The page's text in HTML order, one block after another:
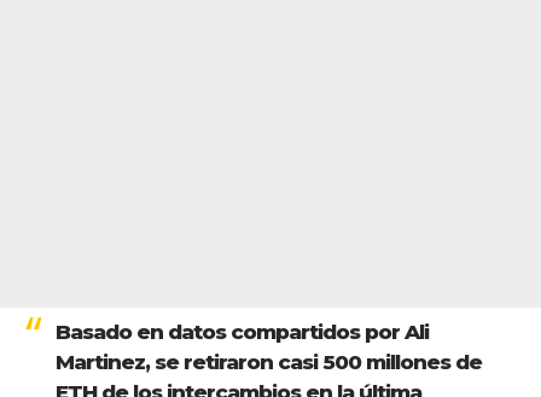
Basado en datos compartidos por Ali
Martinez, se retiraron casi 500 millones de
ETH de los intercambios en la última